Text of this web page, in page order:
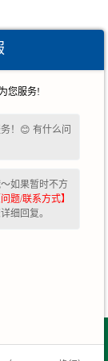
您服务!
！😊 有什么问
如果暂时不方
问题/联系方式】
细回复。